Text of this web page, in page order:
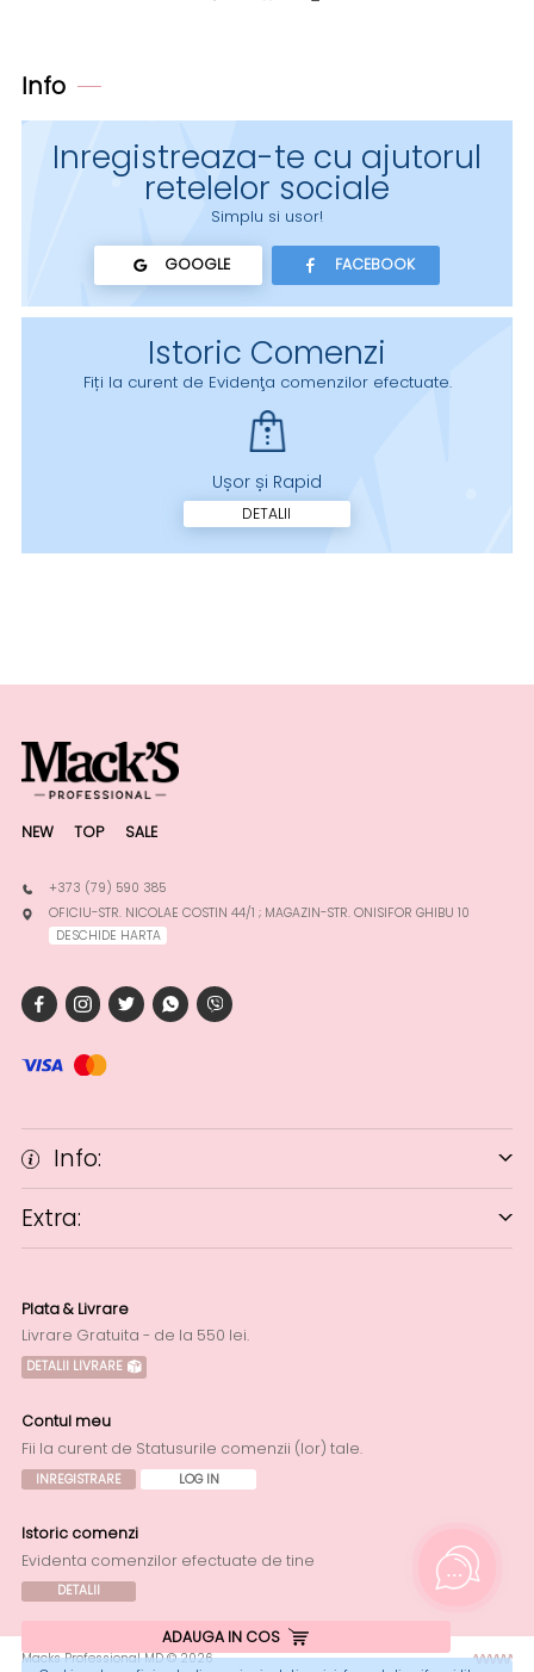
ADAUGA IN COS
Info
Inregistreaza-te cu ajutorul
retelelor sociale
Simplu si usor!
GOOGLE FACEBOOK
Istoric Comenzi
Fiți la curent de Evidenţa comenzilor efectuate.
Ușor și Rapid
DETALII
NEW TOP SALE
+373 (79) 590 385
OFICIU-STR. NICOLAE COSTIN 44/1 ; MAGAZIN-STR. ONISIFOR GHIBU 10
DESCHIDE HARTA
Info:
Extra:
Plata & Livrare
Livrare Gratuita - de la 550 lei.
DETALII LIVRARE
Contul meu
Fii la curent de Statusurile comenzii (lor) tale.
INREGISTRARE LOG IN
Istoric comenzi
Evidenta comenzilor efectuate de tine
DETALII
Macks Professional MD © 2026